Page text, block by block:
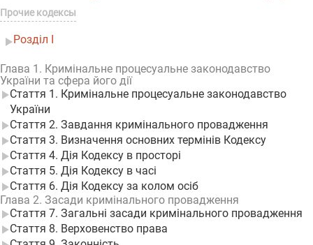
Прочие кодексы
Розділ I
Глава 1. Кримінальне процесуальне законодавство
України та сфера його дії
Стаття 1. Кримінальне процесуальне законодавство
України
Стаття 2. Завдання кримінального провадження
Стаття 3. Визначення основних термінів Кодексу
Стаття 4. Дія Кодексу в просторі
Стаття 5. Дія Кодексу в часі
Стаття 6. Дія Кодексу за колом осіб
Глава 2. Засади кримінального провадження
Стаття 7. Загальні засади кримінального провадження
Стаття 8. Верховенство права